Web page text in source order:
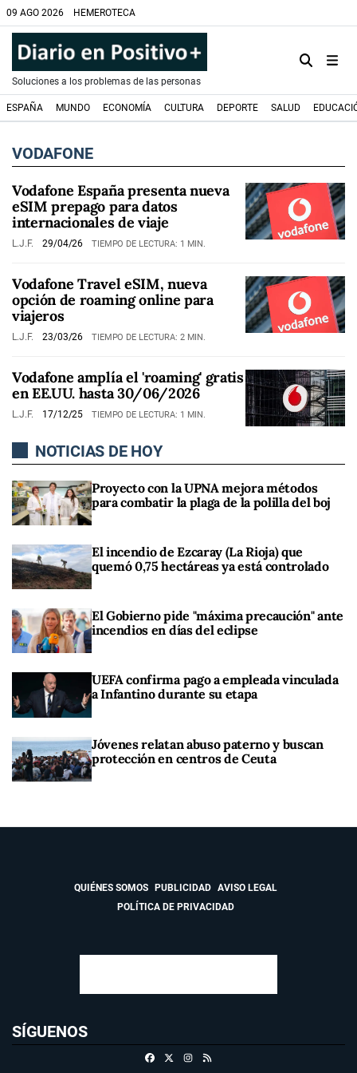
09 AGO 2026 HEMEROTECA
Soluciones a los problemas de las personas
ESPAÑA MUNDO ECONOMÍA CULTURA DEPORTE SALUD
VODAFONE
Vodafone España presenta nueva
eSIM prepago para datos
internacionales de viaje
L.J.F. 29/04/26 TIEMPO DE LECTURA: 1 MIN.
Vodafone Travel eSIM, nueva
opción de roaming online para
viajeros
L.J.F. 23/03/26 TIEMPO DE LECTURA: 2 MIN.
Vodafone amplía el 'roaming' gratis
en EE.UU. hasta 30/06/2026
L.J.F. 17/12/25 TIEMPO DE LECTURA: 1 MIN.
NOTICIAS DE HOY
Proyecto con la UPNA mejora métodos
para combatir la plaga de la polilla del boj
El incendio de Ezcaray (La Rioja) que
quemó 0,75 hectáreas ya está controlado
El Gobierno pide "máxima precaución" ante
incendios en días del eclipse
UEFA confirma pago a empleada vinculada
a Infantino durante su etapa
Jóvenes relatan abuso paterno y buscan
protección en centros de Ceuta
QUIÉNES SOMOS PUBLICIDAD
AVISO LEGAL
POLÍTICA DE PRIVACIDAD
SÍGUENOS
FacebookInstagram